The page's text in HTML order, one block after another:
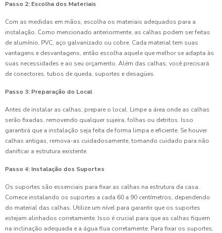
Passo 2: Escolha dos Materiais
Com as medidas em mãos, escolha os materiais adequados para a
instalação. Como mencionado anteriormente, as calhas podem ser feitas
de alumínio, PVC, aço galvanizado ou cobre. Cada material tem suas
vantagens e desvantagens, então escolha aquele que melhor se adapta às
suas necessidades e ao seu orçamento. Além das calhas, você precisará
de conectores, tubos de queda, suportes e desagües.
Passo 3: Preparação do Local
Antes de instalar as calhas, prepare o local. Limpe a área onde as calhas
serão fixadas, removendo qualquer sujeira, folhas ou detritos. Isso
garantirá que a instalação seja feita de forma limpa e eficiente. Se houver
calhas antigas, remova-as cuidadosamente, tomando cuidado para não
danificar a estrutura existente.
Passo 4: Instalação dos Suportes
Os suportes são essenciais para fixar as calhas na estrutura da casa.
Comece instalando os suportes a cada 60 a 90 centímetros, dependendo
do material das calhas. Utilize um nível para garantir que os suportes
estejam alinhados corretamente. Isso é crucial para que as calhas fiquem
na inclinação adequada e a água flua corretamente. Para fixar os suportes,